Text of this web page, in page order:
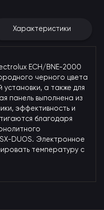
Характеристики
ECH/BNE-2000
черного цвета
установки, а также для
панель выполнена из
эффективность и
благодаря
DUOS. Электронное
температуру с